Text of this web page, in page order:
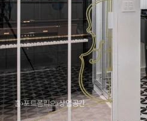
홈›포트폴리오›상업공간